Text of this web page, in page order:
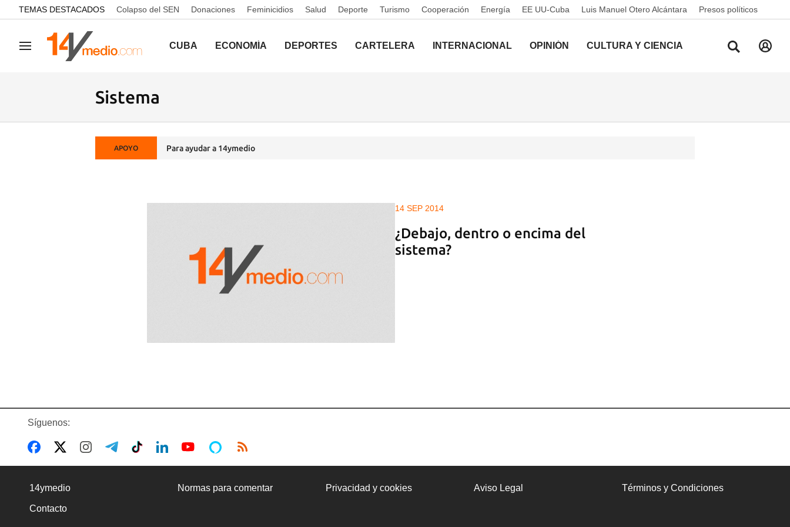
common.go-to-content
TEMAS DESTACADOS Colapso del SEN Donaciones Feminicidios Salud Deporte Turismo Cooperación Energía EE UU-Cuba Luis Manuel Otero Alcántara Presos políticos
Navegación CUBA ECONOMÍA DEPORTES CARTELERA INTERNACIONAL OPINIÓN CULTURA Y CIENCIA
Sistema
APOYO Para ayudar a 14ymedio
14 SEP 2014
¿Debajo, dentro o encima del
sistema?
Síguenos:
14ymedio Normas para comentar Privacidad y cookies Aviso Legal Términos y Condiciones
Contacto